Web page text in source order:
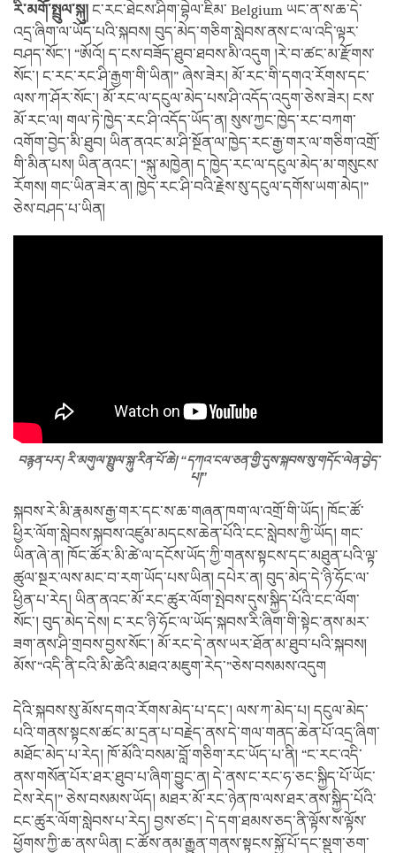
རི་མགོ་སྤྲུལ་སྐུ། ང་རང་ཐེངས་ཤིག་བྷེལ་ཇིམ་ Belgium ཡང་ན་ས་ཆ་དེ་
འདྲ་ཞིག་ལ་ཡོད་པའི་སྐབས། བུད་མེད་གཅིག་སླེབས་ནས་ང་ལ་འདི་ལྟར་
བཤད་སོང་། “ཨོའོ། ད་ངས་བཟོད་ཐུབ་ཐབས་མི་འདུག །རེ་བ་ཚང་མ་རྫོགས་
སོང་། ང་རང་རང་ཤི་རྒྱག་གི་ཡིན།” ཞེས་ཟེར། མོ་རང་གི་དགའ་རོགས་དང་
ལས་ཀ་ཤོར་སོང་། མོ་རང་ལ་དངུལ་མེད་པས་ཤི་འདོད་འདུག་ཅེས་ཟེར། ངས་
མོ་རང་ལ། གལ་ཏེ་ཁྱེད་རང་ཤི་འདོད་ཡོད་ན། སུས་ཀྱང་ཁྱེད་རང་བཀག་
འགོག་བྱེད་མི་ཐུབ། ཡིན་ནའང་མ་ཤི་སྔོན་ལ་ཁྱེད་རང་རྒྱ་གར་ལ་གཅིག་འགྲོ་
གི་མིན་པས། ཡིན་ནའང་། “སྐུ་མཁྱེན། ད་ཁྱེད་རང་ལ་དངུལ་མེད་མ་གསུངས་
རོགས། གང་ཡིན་ཟེར་ན། ཁྱེད་རང་ཤི་བའི་རྗེས་སུ་དངུལ་དགོས་ཡག་མེད།”
ཅེས་བཤད་པ་ཡིན།
བརྙན་པར།རི་མགུལ་སྤྲུལ་སྐུ་རིན་པོ་ཆེ། “དཀའ་ངལ་ཅན་གྱི་དུས་སྐབས་སུ་གདོང་ལེན་བྱེད་
པ།”
སྐབས་རེ་མི་རྣམས་རྒྱ་གར་དང་ས་ཆ་གཞན་ཁག་ལ་འགྲོ་གི་ཡོད། ཁོང་ཚོ་
ཕྱིར་ལོག་སླེབས་སྐབས་འཛུམ་མདངས་ཆེན་པོའི་ངང་སླེབས་ཀྱི་ཡོད། གང་
ཡིན་ཞེ་ན། ཁོང་ཚོར་མི་ཚེ་ལ་དངོས་ཡོད་ཀྱི་གནས་སྟངས་དང་མཐུན་པའི་ལྟ་
ཚུལ་སྔར་ལས་མང་བ་རག་ཡོད་པས་ཡིན། དཔེར་ན། བུད་མེད་དེ་ཉི་ཧོང་ལ་
ཕྱིན་པ་རེད། ཡིན་ནའང་མོ་རང་ཚུར་ལོག་སྤེབས་དུས་སྐྱིད་པོའི་ངང་ལོག་
སོང་། བུད་མེད་དེས། ང་རང་ཉི་ཧོང་ལ་ཡོད་སྐབས་རི་ཞིག་གི་སྟེང་ནས་མར་
ཟག་ནས་ཤི་གྲབས་བྱས་སོང་། མོ་རང་དེ་ནས་ཡར་ཐོན་མ་ཐུབ་པའི་སྐབས།
མོས་“འདི་ནི་ངའི་མི་ཚེའི་མཐའ་མཇུག་རེད་”ཅེས་བསམས་འདུག
དེའི་སྐབས་སུ་མོས་དགའ་རོགས་མེད་པ་དང་། ལས་ཀ་མེད་པ། དངུལ་མེད་
པའི་གནས་སྟངས་ཚང་མ་དྲན་པ་བརྗེད་ནས་དེ་གལ་གནད་ཆེན་པོ་འདྲ་ཞིག་
མཐོང་མེད་པ་རེད། ཁོ་མོའི་བསམ་བློ་གཅིག་རང་ཡོད་པ་ནི། “ང་རང་འདི་
ནས་གསོན་པོར་ཐར་ཐུབ་པ་ཞིག་བྱུང་ན། དེ་ནས་ང་རང་ཧ་ཅང་སྐྱིད་པོ་ཡོང་
ངེས་རེད།” ཅེས་བསམས་ཡོད། མཐར་མོ་རང་ཉེན་ཁ་ལས་ཐར་ནས་སྐྱིད་པོའི་
ངང་ཚུར་ལོག་སླེབས་པ་རེད། བྱས་ཙང་། དེ་དག་ཐམས་ཅད་ནི་ལྟོས་ས་ལྟོས་
ཕྱོགས་ཀྱི་ཆ་ནས་ཡིན། ང་ཚོས་ནམ་རྒྱུན་གནས་སྟངས་སྐྱོ་པོ་དང་སྡུག་ཅག་